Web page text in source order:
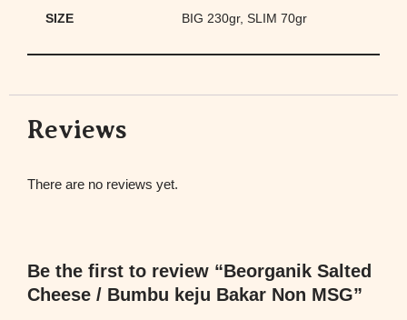
SIZE BIG 230gr, SLIM 70gr
Reviews
There are no reviews yet.
Be the first to review “Beorganik Salted
Cheese / Bumbu keju Bakar Non MSG”